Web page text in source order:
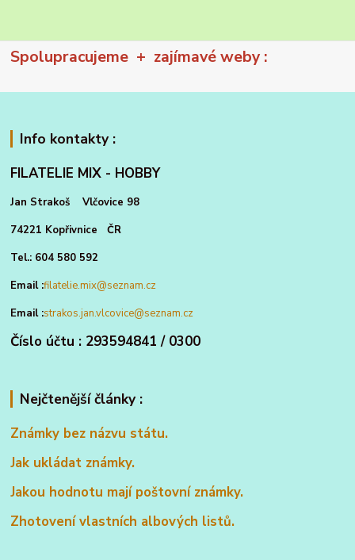
Spolupracujeme + zajímavé weby :
Info kontakty :
FILATELIE MIX - HOBBY
Jan Strakoš Vlčovice 98
74221 Kopřivnice ČR
Tel.: 604 580 592
Email :filatelie.mix@seznam.cz
Email :strakos.jan.vlcovice@seznam.cz
Číslo účtu : 293594841 / 0300
Nejčtenější články :
Známky bez názvu státu.
Jak ukládat známky.
Jakou hodnotu mají poštovní známky.
Zhotovení vlastních albových listů.